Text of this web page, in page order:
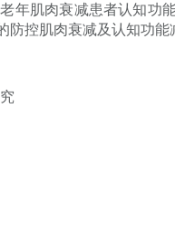
年肌肉衰减患者认知功
控肌肉衰减及认知功能